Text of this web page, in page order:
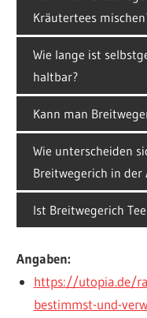
Kräutertees
Wie lange ist
haltbar?
Kann man
Wie unterscheiden
Breitwegerich in der
Ist Breitwegerich
Angaben:
https://utopia.de/
bestimmst-und-